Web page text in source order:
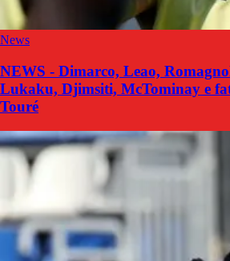
News
NEWS - Dimarco, Leao,
Lukaku, Djimsiti, McTominay e
Touré